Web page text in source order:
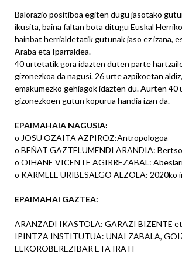
Balorazio positiboa egiten dugu jasotako
ikusita, baina faltan bota ditugu Euskal Herriko
hainbat herrialdetatik gutunak jaso ez izana,
Araba eta Iparraldea.
40 urtetatik gora idazten duten parte
gizonezkoa da nagusi. 26 urte azpikoetan aldiz,
emakumezko gehiagok idazten du. Aurten 40
gizonezkoen gutun kopurua handia izan da.
EPAIMAHAIA NAGUSIA:
o JOSU OZAITA AZPIROZ:Antropologoa
o BEÑAT GAZTELUMENDI ARANDIA:
o OIHANE VICENTE AGIRREZABAL:
o KARMELE URIBESALGO ALZOLA: 2020ko
EPAIMAHAI GAZTEA:
ARANZADI IKASTOLA: GARAZI BIZENTE
IPINTZA INSTITUTUA: UNAI ZABALA,
ELKOROBEREZIBAR ETA IRATI